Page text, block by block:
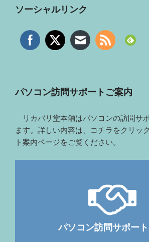
ソーシャルリンク
パソコン訪問サポートご案内
リカバリ堂本舗はパソコンの訪問サ
ます。詳しい内容は、コチラをクリッ
ト案内ページをご覧ください。
パソコン訪問サポート